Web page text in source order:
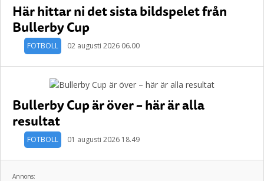
Här hittar ni det sista bildspelet från
Bullerby Cup
FOTBOLL 02 augusti 2026 06.00
Bullerby Cup är över – här är alla
resultat
FOTBOLL 01 augusti 2026 18.49
Annons: